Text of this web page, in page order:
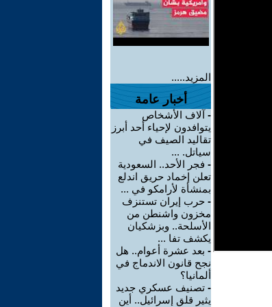
المزيد.....
أخبار عامة
- آلاف الأشخاص
يتوافدون لإحياء أحد أبرز
تقاليد الصيف في
سياتل. ...
- فجر الأحد.. السعودية
تعلن إخماد حريق اندلع
بمنشأة لأرامكو في ...
- حرب إيران تستنزف
مخزون واشنطن من
الأسلحة.. وبزشكيان
يكشف تفا ...
- بعد عشرة أعوام.. هل
نجح قانون الاندماج في
ألمانيا؟
- تصنيف عسكري جديد
يثير قلق إسرائيل.. أين